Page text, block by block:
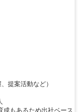
提案活動など）
成もあるため出社ベース